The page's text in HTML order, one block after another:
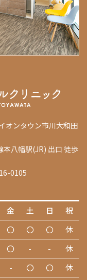
オンタウン市川大和田
本八幡駅(JR) 出口 徒歩
0105
金 土 日
祝
〇 〇 〇
休
〇 - -
休
- 〇 〇
休